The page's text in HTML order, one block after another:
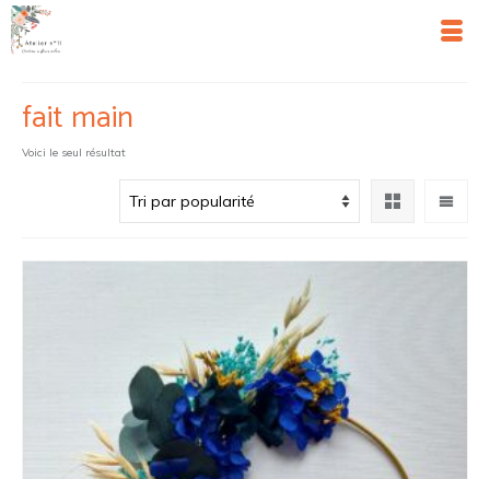
fait main
Voici le seul résultat